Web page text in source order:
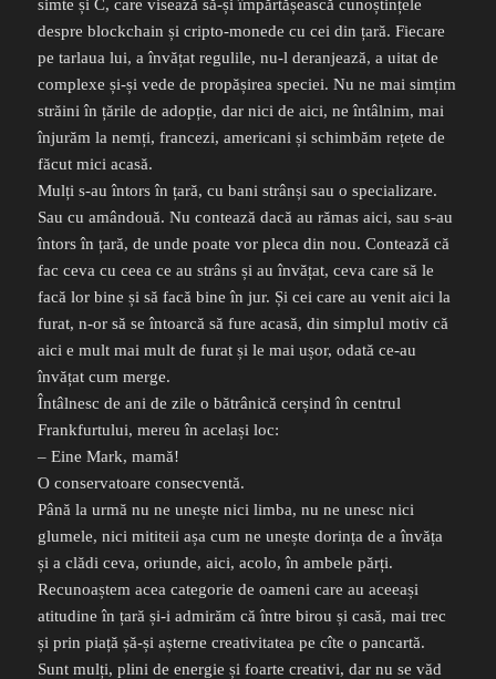
simte și C, care visează să-și împărtășească cunoștințele
despre blockchain și cripto-monede cu cei din țară. Fiecare
pe tarlaua lui, a învățat regulile, nu-l deranjează, a uitat de
complexe și-și vede de propășirea speciei. Nu ne mai simțim
străini în țările de adopție, dar nici de aici, ne întâlnim, mai
înjurăm la nemți, francezi, americani și schimbăm rețete de
făcut mici acasă.
Mulți s-au întors în țară, cu bani strânși sau o specializare.
Sau cu amândouă. Nu contează dacă au rămas aici, sau s-au
întors în țară, de unde poate vor pleca din nou. Contează că
fac ceva cu ceea ce au strâns și au învățat, ceva care să le
facă lor bine și să facă bine în jur. Și cei care au venit aici la
furat, n-or să se întoarcă să fure acasă, din simplul motiv că
aici e mult mai mult de furat și le mai ușor, odată ce-au
învățat cum merge.
Întâlnesc de ani de zile o bătrânică cerșind în centrul
Frankfurtului, mereu în același loc:
– Eine Mark, mamă!
O conservatoare consecventă.
Până la urmă nu ne unește nici limba, nu ne unesc nici
glumele, nici mititeii așa cum ne unește dorința de a învăța
și a clădi ceva, oriunde, aici, acolo, în ambele părți.
Recunoaștem acea categorie de oameni care au aceeași
atitudine în țară și-i admirăm că între birou și casă, mai trec
și prin piață șă-și așterne creativitatea pe cîte o pancartă.
Sunt mulți, plini de energie și foarte creativi, dar nu se văd